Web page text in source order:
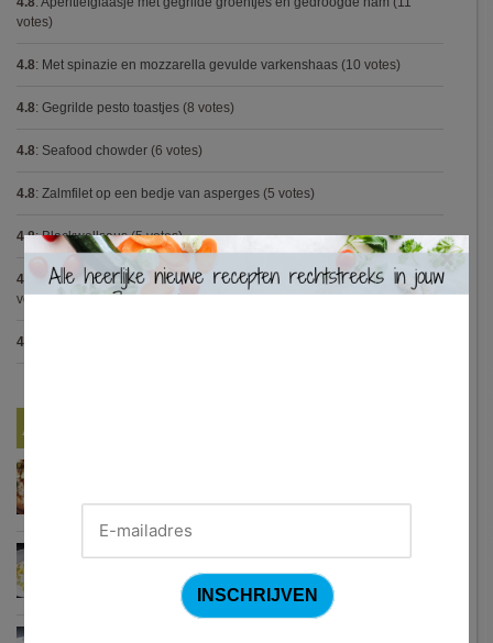
votes)
4.8: Met spinazie en mozzarella gevulde varkenshaas (10 votes)
4.8: Gegrilde pesto toastjes (8 votes)
4.8: Seafood chowder (6 votes)
4.8: Zalmfilet op een bedje van asperges (5 votes)
4.8:Blackwellsaus(5 votes)
4.7 Varkenshaasje met jagersaus en kroketten (Jeroen Meus)
(15
votes)
4.7
Nieuwste Recepten
×